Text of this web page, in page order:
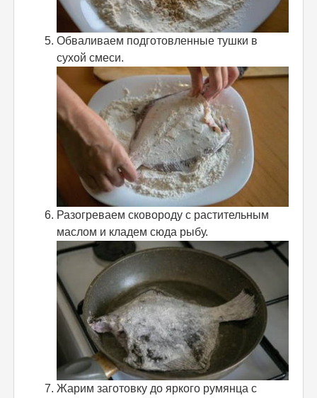
Обваливаем подготовленные тушки в
сухой смеси.
Разогреваем сковороду с растительным
маслом и кладем сюда рыбу.
Жарим заготовку до яркого румянца с